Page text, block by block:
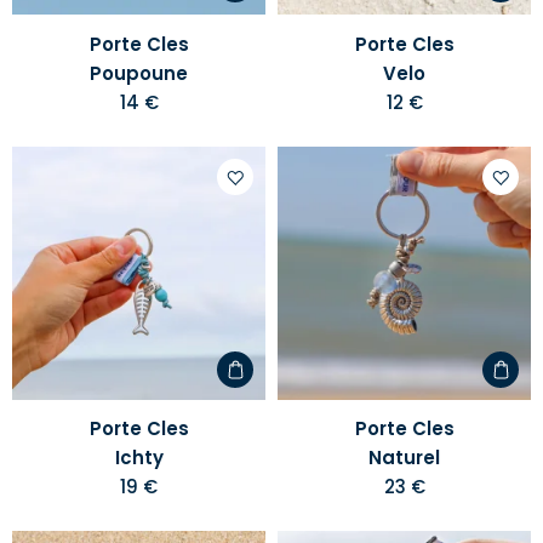
Porte Cles
Poupoune
14 €
Porte Cles
Velo
12 €
Porte Cles
Ichty
19 €
à
Porte Cles
Naturel
23 €